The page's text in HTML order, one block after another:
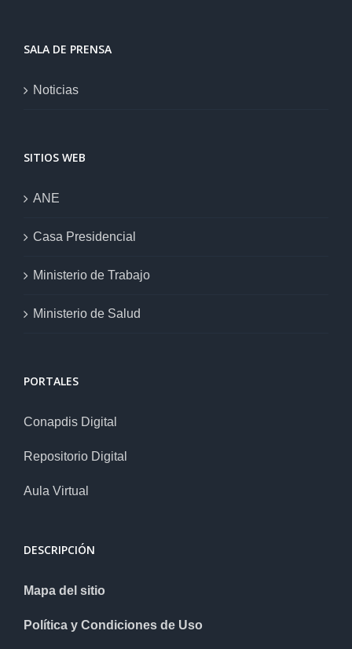
SALA DE PRENSA
Noticias
SITIOS WEB
ANE
Casa Presidencial
Ministerio de Trabajo
Ministerio de Salud
PORTALES
Conapdis Digital
Repositorio Digital
Aula Virtual
DESCRIPCIÓN
Mapa del sitio
Política y Condiciones de Uso